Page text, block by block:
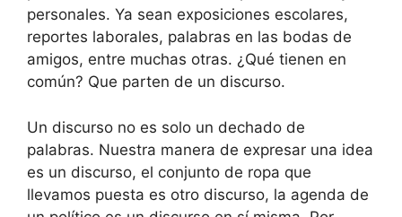
personales. Ya sean exposiciones escolares,
reportes laborales, palabras en las bodas de
amigos, entre muchas otras. ¿Qué tienen en
común? Que parten de un discurso.
Un discurso no es solo un dechado de
palabras. Nuestra manera de expresar una idea
es un discurso, el conjunto de ropa que
llevamos puesta es otro discurso, la agenda de